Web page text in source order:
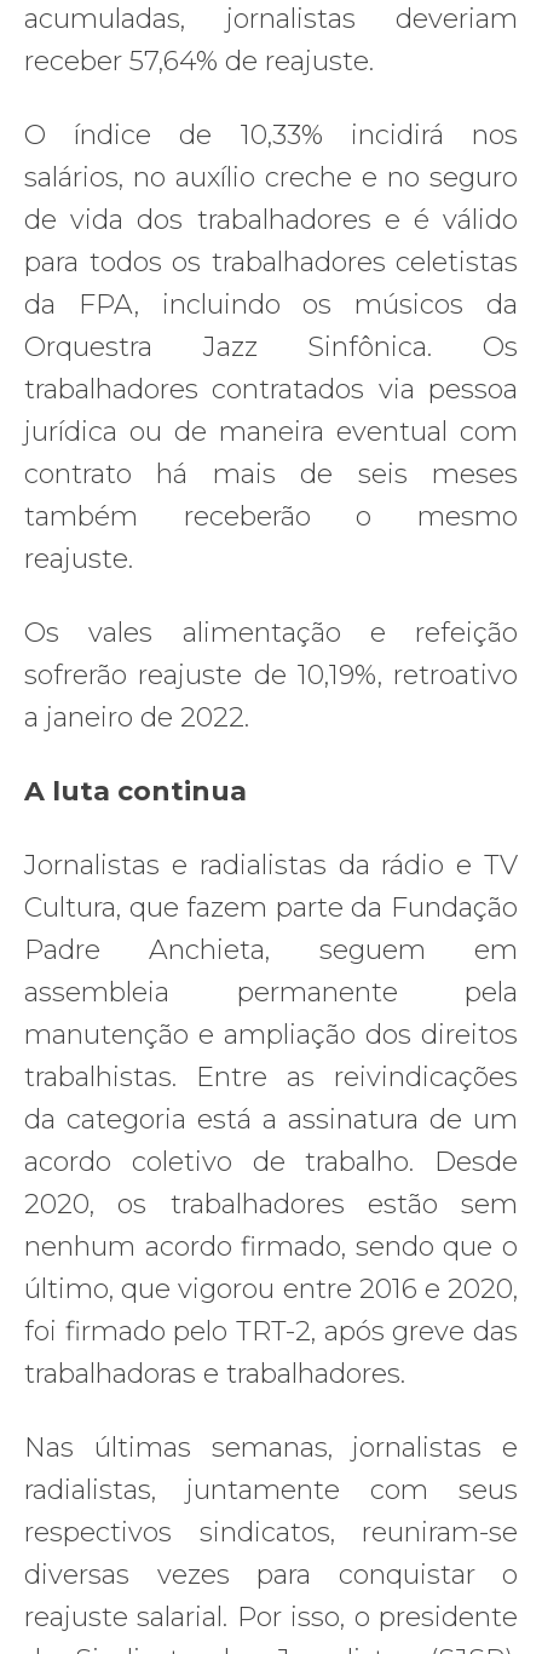
acumuladas, jornalistas deveriam
receber 57,64% de reajuste.
O índice de 10,33% incidirá nos
salários, no auxílio creche e no seguro
de vida dos trabalhadores e é válido
para todos os trabalhadores celetistas
da FPA, incluindo os músicos da
Orquestra Jazz Sinfônica. Os
trabalhadores contratados via pessoa
jurídica ou de maneira eventual com
contrato há mais de seis meses
também receberão o mesmo
reajuste.
Os vales alimentação e refeição
sofrerão reajuste de 10,19%, retroativo
a janeiro de 2022.
A luta continua
Jornalistas e radialistas da rádio e TV
Cultura, que fazem parte da Fundação
Padre Anchieta, seguem em
assembleia permanente pela
manutenção e ampliação dos direitos
trabalhistas. Entre as reivindicações
da categoria está a assinatura de um
acordo coletivo de trabalho. Desde
2020, os trabalhadores estão sem
nenhum acordo firmado, sendo que o
último, que vigorou entre 2016 e 2020,
foi firmado pelo TRT-2, após greve das
trabalhadoras e trabalhadores.
Nas últimas semanas, jornalistas e
radialistas, juntamente com seus
respectivos sindicatos, reuniram-se
diversas vezes para conquistar o
reajuste salarial. Por isso, o presidente